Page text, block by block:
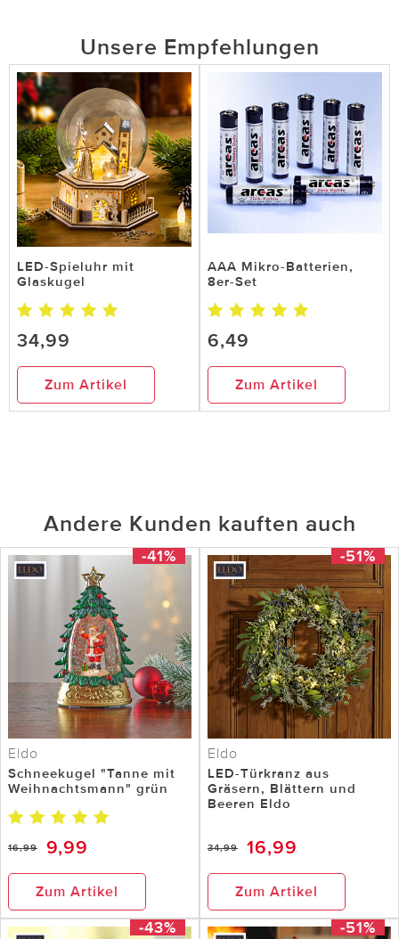
Unsere Empfehlungen
LED-Spieluhr mit
Glaskugel
34,99
Zum Artikel
AAA Mikro-Batterien,
8er-Set
6,49
Zum Artikel
Andere Kunden kauften auch
-41%
Eldo
Schneekugel "Tanne mit
Weihnachtsmann" grün
16,99 9,99
Zum Artikel
-51%
Eldo
LED-Türkranz aus
Gräsern, Blättern und
Beeren Eldo
34,99 16,99
Zum Artikel
-43% -51%